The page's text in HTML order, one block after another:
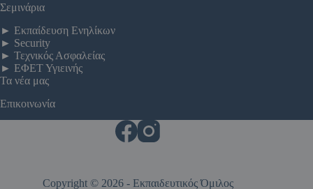
Σεμινάρια
► Εκπαίδευση Ενηλίκων
► Security
► Τεχνικός Ασφαλείας
► ΕΦΕΤ Υγιεινής
Τα νέα μας
Επικοινωνία
Copyright © 2026 - Εκπαιδευτικός Όμιλος